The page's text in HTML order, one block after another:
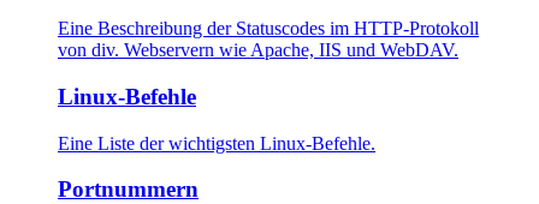
Eine Beschreibung der Statuscodes im HTTP-Protokoll
von div. Webservern wie Apache, IIS und WebDAV.
Linux-Befehle
Eine Liste der wichtigsten Linux-Befehle.
Portnummern